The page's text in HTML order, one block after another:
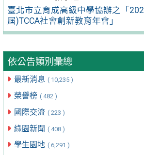
臺北市立育成高級中學協辦之「
屆)TCCA社會創新教育年會」
依公告類別彙總
最新消息 ( 10,235 )
榮譽榜 ( 482 )
國際交流 ( 223 )
綠園新聞 ( 408 )
學生園地 ( 6,291 )